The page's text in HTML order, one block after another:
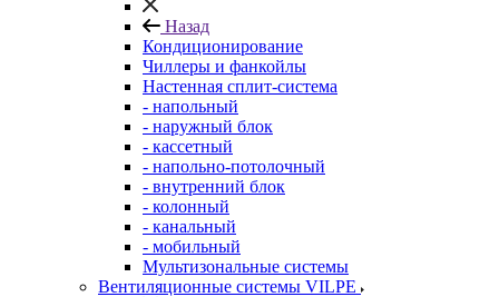
Назад
Кондиционирование
Чиллеры и фанкойлы
Настенная сплит-система
- напольный
- наружный блок
- кассетный
- напольно-потолочный
- внутренний блок
- колонный
- канальный
- мобильный
Мультизональные системы
Вентиляционные системы VILPE